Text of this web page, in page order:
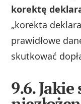
korektę
„korekta
prawidłowe
skutkować
9.6.